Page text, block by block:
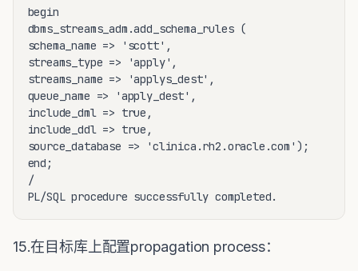
begin
dbms_streams_adm.add_schema_rules (
schema_name => 'scott',
streams_type => 'apply',
streams_name => 'applys_dest',
queue_name => 'apply_dest',
include_dml => true,
include_ddl => true,
source_database => 'clinica.rh2.oracle.com');
end;
/
15.在目标库上配置propagation process：